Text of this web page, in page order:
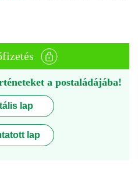
a postaládájába!
lap
lap